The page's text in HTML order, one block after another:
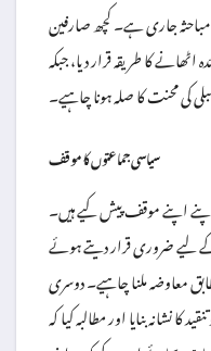
جاری ہے۔ کچھ صارفین
کا طریقہ قرار دیا، جبکہ
کی محنت کا صلہ ہونا چاہیے۔
سیاسی جماعتوں کا موقف
اپنے موقف پیش کیے ہیں۔
ضروری قرار دیتے ہوئے
معاوضہ ملنا چاہیے۔ دوسری
نشانہ بنایا اور مطالبہ کیا کہ